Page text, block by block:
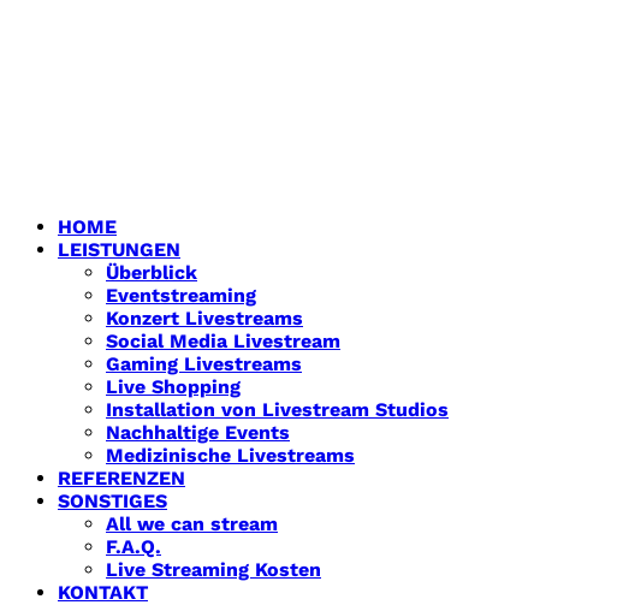
HOME
LEISTUNGEN
Überblick
Eventstreaming
Konzert Livestreams
Social Media Livestream
Gaming Livestreams
Live Shopping
Installation von Livestream Studios
Nachhaltige Events
Medizinische Livestreams
REFERENZEN
SONSTIGES
All we can stream
F.A.Q.
Live Streaming Kosten
KONTAKT